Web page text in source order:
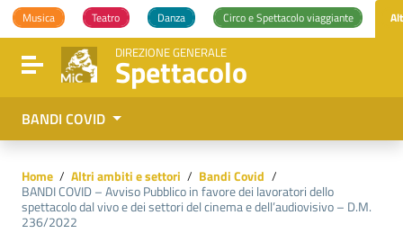
Vai ai contenuti
Vai al menu di navigazione
Vai al footer
Musica Teatro Danza Circo e Spettacolo viaggiante
Attiva / disattiva la navigazione
DIREZIONE GENERALE
Spettacolo
BANDI COVID
Home / Altri ambiti e settori / Bandi Covid /
BANDI COVID – Avviso Pubblico in favore dei lavoratori dello
spettacolo dal vivo e dei settori del cinema e dell’audiovisivo – D.M.
236/2022